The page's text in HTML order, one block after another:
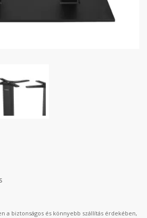
a biztonságos és könnyebb szállítás érdekében,